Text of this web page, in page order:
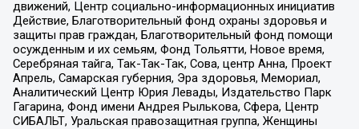
движений, Центр социально-информационных инициатив
Действие, Благотворительный фонд охраны здоровья и
защиты прав граждан, Благотворительный фонд помощи
осужденным и их семьям, Фонд Тольятти, Новое время,
Серебряная тайга, Так-Так-Так, Сова, центр Анна, Проект
Апрель, Самарская губерния, Эра здоровья, Мемориал,
Аналитический Центр Юрия Левады, Издательство Парк
Гагарина, Фонд имени Андрея Рылькова, Сфера, Центр
СИБАЛЬТ, Уральская правозащитная группа, Женщины